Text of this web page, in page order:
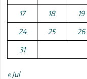
17 18 19
24 25 26
31
« Jul